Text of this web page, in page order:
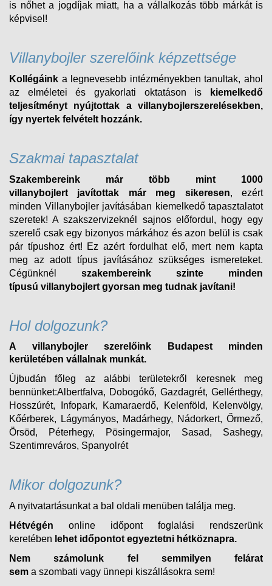
is nőhet a jogdíjak miatt, ha a vállalkozás több márkát is
képvisel!
Villanybojler szerelőink képzettsége
Kollégáink a legnevesebb intézményekben tanultak, ahol
az elméletei és gyakorlati oktatáson is kiemelkedő
teljesítményt nyújtottak a villanybojlerszerelésekben,
így nyertek felvételt hozzánk.
Szakmai tapasztalat
Szakembereink már több mint 1000
villanybojlert javítottak már meg sikeresen, ezért
minden Villanybojler javításában kiemelkedő tapasztalatot
szeretek! A szakszervizeknél sajnos előfordul, hogy egy
szerelő csak egy bizonyos márkához és azon belül is csak
pár típushoz ért! Ez azért fordulhat elő, mert nem kapta
meg az adott típus javításához szükséges ismereteket.
Cégünknél szakembereink szinte minden
típusú villanybojlert gyorsan meg tudnak javítani!
Hol dolgozunk?
A villanybojler szerelőink Budapest minden
kerületében vállalnak munkát.
Újbudán főleg az alábbi területekről keresnek meg
bennünket:Albertfalva, Dobogókő, Gazdagrét, Gellérthegy,
Hosszúrét, Infopark, Kamaraerdő, Kelenföld, Kelenvölgy,
Kőérberek, Lágymányos, Madárhegy, Nádorkert, Őrmező,
Örsöd, Péterhegy, Pösingermajor, Sasad, Sashegy,
Szentimreváros, Spanyolrét
Mikor dolgozunk?
A nyitvatartásunkat a bal oldali menüben találja meg.
Hétvégén online időpont foglalási rendszerünk
keretében lehet időpontot egyeztetni hétköznapra.
Nem számolunk fel semmilyen felárat
sem a szombati vagy ünnepi kiszállásokra sem!